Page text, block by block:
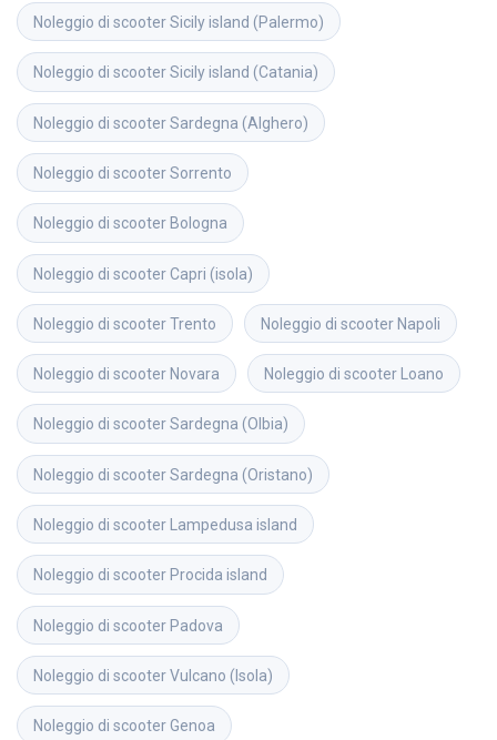
Noleggio di scooterSicily island (Palermo)
Noleggio di scooterSicily island (Catania)
Noleggio di scooterSardegna (Alghero)
Noleggio di scooterSorrento
Noleggio di scooter Bologna
Noleggio di scooterCapri (isola)
Noleggio di scooterTrento Noleggio di scooter Napoli
Noleggio di scooter Novara Noleggio di scooter Loano
Noleggio di scooterSardegna (Olbia)
Noleggio di scooterSardegna (Oristano)
Noleggio di scooter Lampedusa island
Noleggio di scooter Procida island
Noleggio di scooter Padova
Noleggio di scooterVulcano (Isola)
Noleggio di scooterGenoa